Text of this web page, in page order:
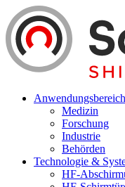
Medizin
Forschung
Industrie
Behörden
Technologie &
HF-